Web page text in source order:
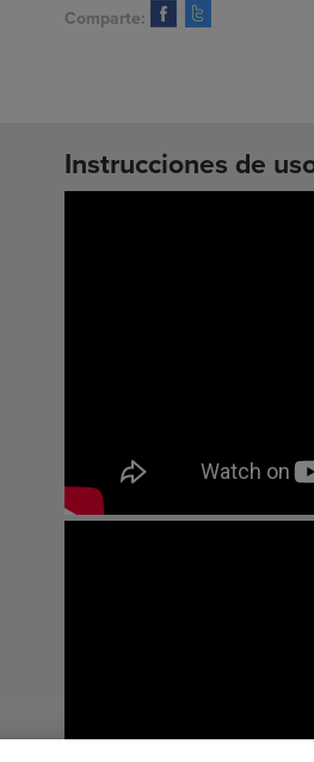
Comparte:
Instrucciones de